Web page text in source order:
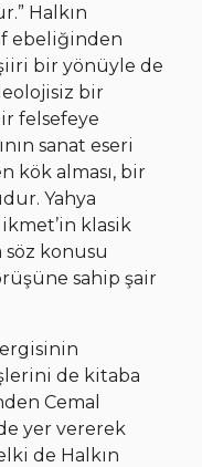
Halkın
ebeliğinden
bir yönüyle de
bir
felsefeye
sanat eseri
kök alması, bir
Yahya
klasik
söz konusu
sahip şair
de kitaba
Cemal
yer vererek
de Halkın